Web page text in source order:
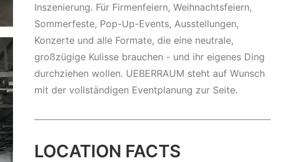
Inszenierung. Für Firmenfeiern, Weihnachtsfeiern,
Sommerfeste, Pop-Up-Events, Ausstellungen,
Konzerte und alle Formate, die eine neutrale,
großzügige Kulisse brauchen - und ihr eigenes Ding
durchziehen wollen. UEBERRAUM steht auf Wunsch
mit der vollständigen Eventplanung zur Seite.
LOCATION FACTS